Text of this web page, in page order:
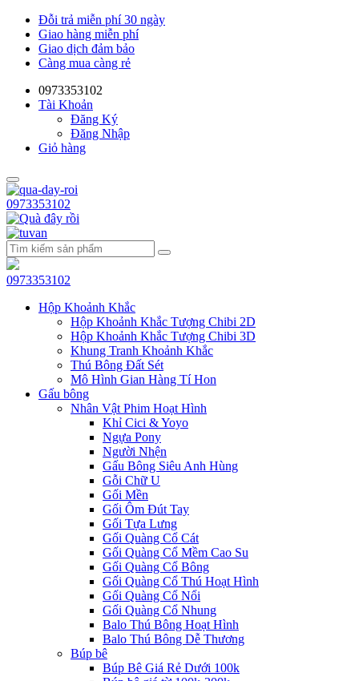
Đỗi trả miễn phí 30 ngày
Giao hàng miễn phí
Giao dịch đảm bảo
Càng mua càng rẻ
0973353102
Tài Khoản
Đăng Ký
Đăng Nhập
Giỏ hàng
0973353102
0973353102
Hộp Khoảnh Khắc
Hộp Khoảnh Khắc Tượng Chibi 2D
Hộp Khoảnh Khắc Tượng Chibi 3D
Khung Tranh Khoảnh Khắc
Thú Bông Đất Sét
Mô Hình Gian Hàng Tí Hon
Gấu bông
Nhân Vật Phim Hoạt Hình
Khỉ Cici & Yoyo
Ngựa Pony
Người Nhện
Gấu Bông Siêu Anh Hùng
Gỗi Chữ U
Gối Mền
Gối Ôm Đút Tay
Gối Tựa Lưng
Gối Quàng Cổ Cát
Gối Quàng Cổ Mềm Cao Su
Gối Quàng Cổ Bông
Gối Quàng Cổ Thú Hoạt Hình
Gối Quàng Cổ Nổi
Gối Quàng Cổ Nhung
Balo Thú Bông Hoạt Hình
Balo Thú Bông Dễ Thương
Búp bê
Búp Bê Giá Rẻ Dưới 100k